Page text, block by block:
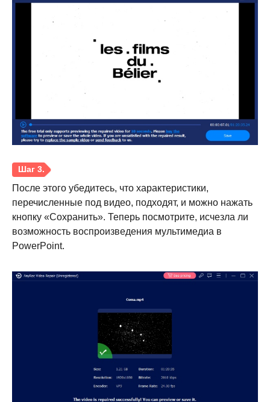
После этого убедитесь, что характеристики,
перечисленные под видео, подходят, и можно нажать
кнопку «Сохранить». Теперь посмотрите, исчезла ли
возможность воспроизведения мультимедиа в
PowerPoint.